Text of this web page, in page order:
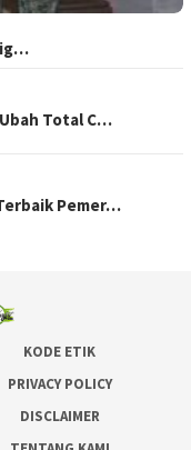
Total C…
Pemer…
KODE ETIK
PRIVACY POLICY
DISCLAIMER